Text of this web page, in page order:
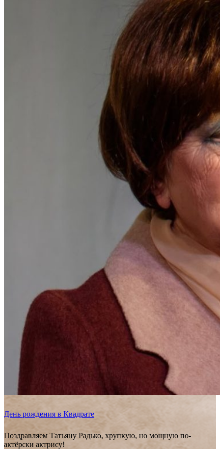
День рождения в Квадрате
Поздравляем Татьяну Радько, хрупкую, но мощную по-
актёрски актрису!